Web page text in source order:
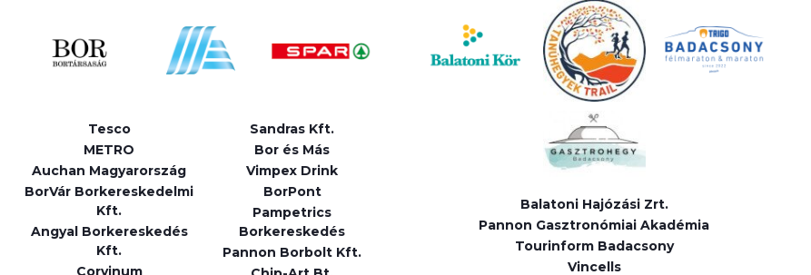
Tesco
METRO
Auchan Magyarország
BorVár Borkereskedelmi
Kft.
Angyal Borkereskedés
Kft.
Corvinum
Sandras Kft.
Bor és Más
Vimpex Drink
BorPont
Pampetrics
Borkereskedés
Pannon Borbolt Kft.
Balatoni Hajózási Zrt.
Pannon Gasztronómiai Akadémia
Tourinform Badacsony
Vincells